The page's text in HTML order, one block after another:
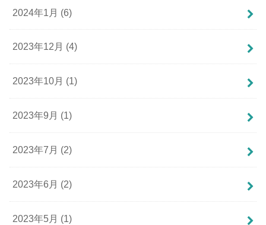
2024年1月 (6)
2023年12月 (4)
2023年10月 (1)
2023年9月 (1)
2023年7月 (2)
2023年6月 (2)
2023年5月 (1)